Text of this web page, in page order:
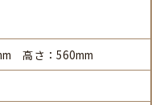
高さ：560mm